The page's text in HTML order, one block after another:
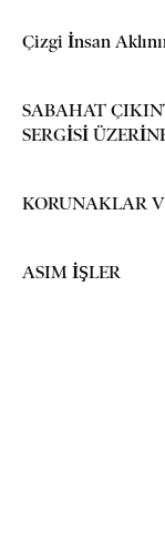
Çizgi İnsan
SABAHAT
SERGİSİ
KORUNAKLAR
ASIM İŞLER